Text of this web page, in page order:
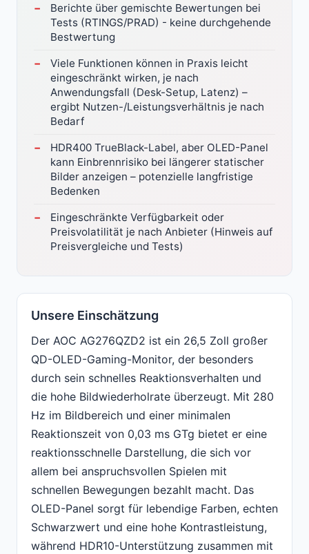
Berichte über gemischte Bewertungen bei
Tests (RTINGS/PRAD) - keine durchgehende
Bestwertung
Viele Funktionen können in Praxis leicht
eingeschränkt wirken, je nach
Anwendungsfall (Desk-Setup, Latenz) –
ergibt Nutzen-/Leistungsverhältnis je nach
Bedarf
HDR400 TrueBlack-Label, aber OLED-Panel
kann Einbrennrisiko bei längerer statischer
Bilder anzeigen – potenzielle langfristige
Bedenken
Eingeschränkte Verfügbarkeit oder
Preisvolatilität je nach Anbieter (Hinweis auf
Preisvergleiche und Tests)
Unsere Einschätzung
Der AOC AG276QZD2 ist ein 26,5 Zoll großer
QD-OLED-Gaming-Monitor, der besonders
durch sein schnelles Reaktionsverhalten und
die hohe Bildwiederholrate überzeugt. Mit 280
Hz im Bildbereich und einer minimalen
Reaktionszeit von 0,03 ms GTg bietet er eine
reaktionsschnelle Darstellung, die sich vor
allem bei anspruchsvollen Spielen mit
schnellen Bewegungen bezahlt macht. Das
OLED-Panel sorgt für lebendige Farben, echten
Schwarzwert und eine hohe Kontrastleistung,
während HDR10-Unterstützung zusammen mit